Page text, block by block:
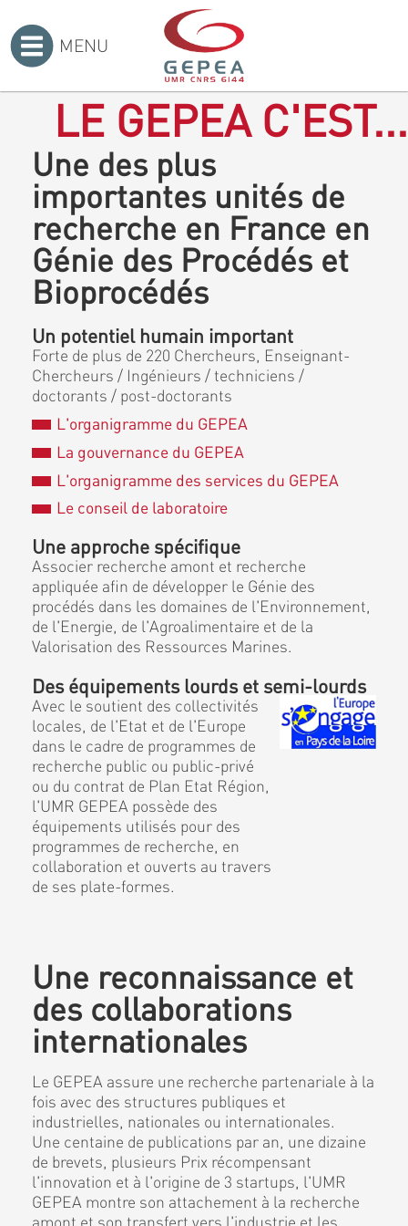
MENU
LE GEPEA C'EST...
Une des plus
importantes unités de
recherche en France en
Génie des Procédés et
Bioprocédés
Un potentiel humain important
Forte de plus de 220 Chercheurs, Enseignant-
Chercheurs / Ingénieurs / techniciens /
doctorants / post-doctorants
L'organigramme du GEPEA
La gouvernance du GEPEA
L'organigramme des services du GEPEA
Le conseil de laboratoire
Une approche spécifique
Associer recherche amont et recherche
appliquée afin de développer le Génie des
procédés dans les domaines de l'Environnement,
de l'Energie, de l'Agroalimentaire et de la
Valorisation des Ressources Marines.
Des équipements lourds et semi-lourds
Avec le soutient des collectivités
locales, de l'Etat et de l'Europe
dans le cadre de programmes de
recherche public ou public-privé
ou du contrat de Plan Etat Région,
l'UMR GEPEA possède des
équipements utilisés pour des
programmes de recherche, en
collaboration et ouverts au travers
de ses plate-formes.
Une reconnaissance et
des collaborations
internationales
Le GEPEA assure une recherche partenariale à la
fois avec des structures publiques et
industrielles, nationales ou internationales.
Une centaine de publications par an, une dizaine
de brevets, plusieurs Prix récompensant
l'innovation et à l'origine de 3 startups, l'UMR
GEPEA montre son attachement à la recherche
amont et son transfert vers l'industrie et les